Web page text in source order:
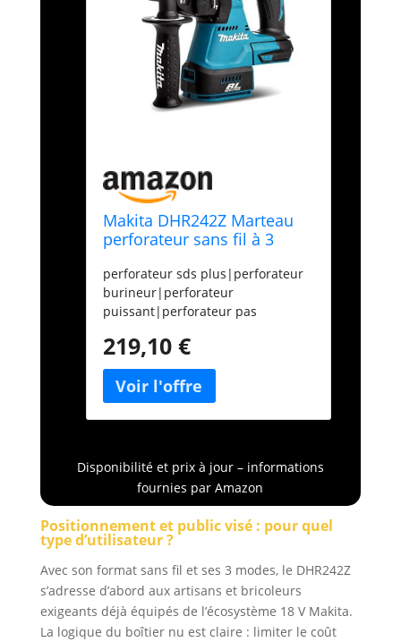
Makita DHR242Z Marteau
perforateur sans fil à 3
perforateur sds plus|perforateur
burineur|perforateur
puissant|perforateur pas
makita|perforateur sans
fil|marteau perforateur|achat
perforateur|perforateur 18
V|perforateur sur
batterie|perforateur
maçonnerie|DHR242Z|DHR242
219,10 €
Disponibilité et prix à jour – informations
fournies par Amazon
Positionnement et public visé : pour quel
type d’utilisateur ?
Avec son format sans fil et ses 3 modes, le DHR242Z
s’adresse d’abord aux artisans et bricoleurs
exigeants déjà équipés de l’écosystème 18 V Makita.
La logique du boîtier nu est claire : limiter le coût